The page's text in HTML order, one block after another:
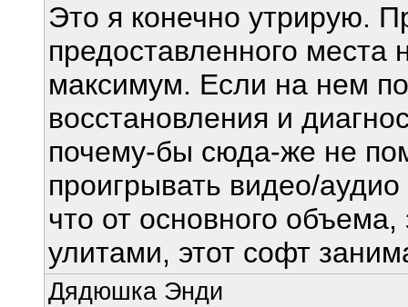
Это я конечно утрирую.
предоставленного
максимум. Если на нем
восстановления и
почему-бы сюда-же не
проигрывать видео/
что от основного
улитами, этот софт
Дядюшка Энди